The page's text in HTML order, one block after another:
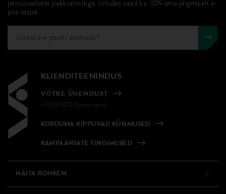
personaalsete pakkumistega. Liitudes saad ka -10% oma järgmiselt e-
poe ostult.
KLIENDITEENINDUS
VÕTKE ÜHENDUST
+372 6339539(pvm/mpm)
KORDUMA KIPPUVAD KÜSIMUSED
KAMPAANIATE TINGIMUSED
NÄITA ROHKEM